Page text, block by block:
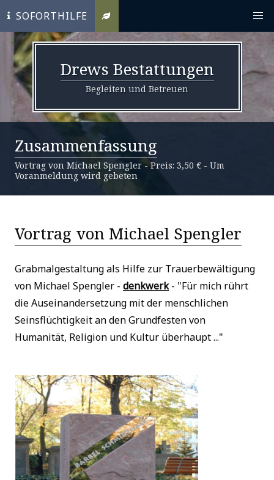
SOFORTHILFE
Drews Bestattungen
Begleiten und Betreuen
Zusammenfassung
Vortrag von Michael Spengler - Preis: 3,50 € - Um
Voranmeldung wird gebeten
Vortrag von Michael Spengler
Grabmalgestaltung als Hilfe zur Trauerbewältigung
von Michael Spengler - denkwerk- "Für mich rührt
die Auseinandersetzung mit der menschlichen
Seinsflüchtigkeit an den Grundfesten von
Humanität, Religion und Kultur überhaupt ..."